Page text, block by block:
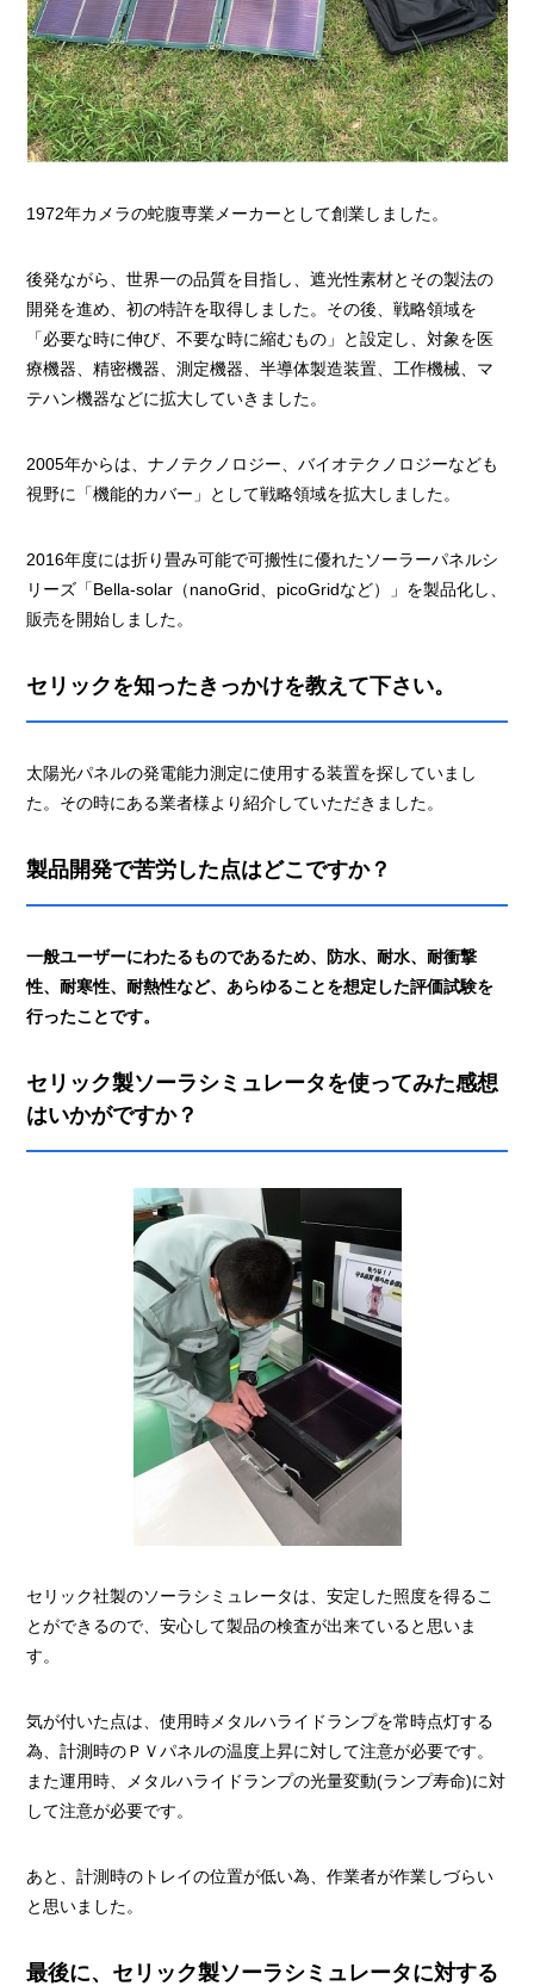
1972年カメラの蛇腹専業メーカーとして創業しました。
後発ながら、世界一の品質を目指し、遮光性素材とその製法の
開発を進め、初の特許を取得しました。その後、戦略領域を
「必要な時に伸び、不要な時に縮むもの」と設定し、対象を医
療機器、精密機器、測定機器、半導体製造装置、工作機械、マ
テハン機器などに拡大していきました。
2005年からは、ナノテクノロジー、バイオテクノロジーなども
視野に「機能的カバー」として戦略領域を拡大しました。
2016年度には折り畳み可能で可搬性に優れたソーラーパネルシ
リーズ「Bella-solar（nanoGrid、picoGridなど）」を製品化し、
販売を開始しました。
セリックを知ったきっかけを教えて下さい。
太陽光パネルの発電能力測定に使用する装置を探していまし
た。その時にある業者様より紹介していただきました。
製品開発で苦労した点はどこですか？
一般ユーザーにわたるものであるため、防水、耐水、耐衝撃
性、耐寒性、耐熱性など、あらゆることを想定した評価試験を
行ったことです。
セリック製ソーラシミュレータを使ってみた感想
はいかがですか？
セリック社製のソーラシミュレータは、安定した照度を得るこ
とができるので、安心して製品の検査が出来ていると思いま
す。
気が付いた点は、使用時メタルハライドランプを常時点灯する
為、計測時のＰＶパネルの温度上昇に対して注意が必要です。
また運用時、メタルハライドランプの光量変動(ランプ寿命)に対
して注意が必要です。
あと、計測時のトレイの位置が低い為、作業者が作業しづらい
と思いました。
最後に、セリック製ソーラシミュレータに対する